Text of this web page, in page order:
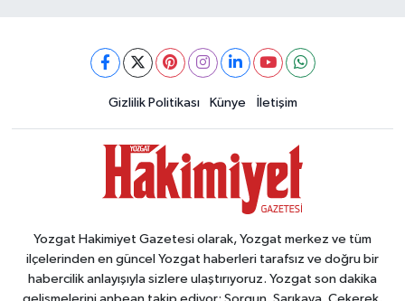
Gizlilik Politikası Künye İletişim
Yozgat Hakimiyet Gazetesi olarak, Yozgat merkez ve tüm
ilçelerinden en güncel Yozgat haberleri tarafsız ve doğru bir
habercilik anlayışıyla sizlere ulaştırıyoruz. Yozgat son dakika